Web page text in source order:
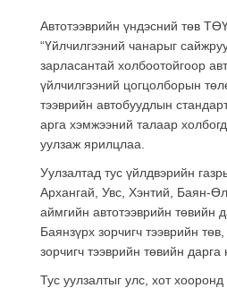
Автотээврийн үндэсний төв
“Үйлчилгээний чанарыг
зарласантай холбоотойгоор
үйлчилгээний цогцолборын
тээврийн автобуудлын
арга хэмжээний талаар
уулзаж ярилцлаа.
Уулзалтад тус үйлдвэрийн
Архангай, Увс, Хэнтий, Баян-
аймгийн автотээврийн төвийн
Баянзүрх зорчигч тээврийн
зорчигч тээврийн төвийн
Тус уулзалтыг улс, хот